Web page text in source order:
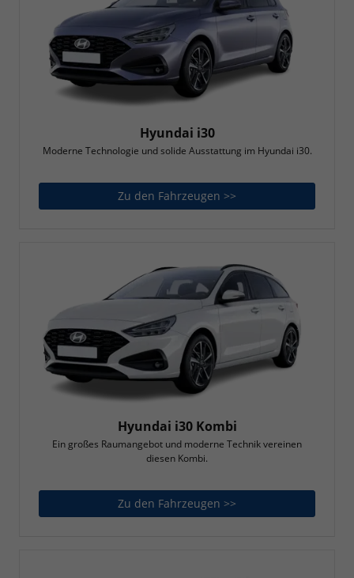
Hyundai i30
Moderne Technologie und solide Ausstattung im Hyundai i30.
Zu den Fahrzeugen >>
Hyundai i30 Kombi
Ein großes Raumangebot und moderne Technik vereinen
diesen Kombi.
Zu den Fahrzeugen >>